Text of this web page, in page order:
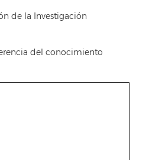
de la Investigación
del conocimiento